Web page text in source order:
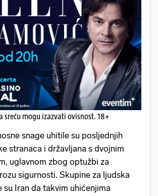
sreću mogu izazvati ovisnost. 18+
snage uhitile su posljednjih
stranaca i državljana s dvojnim
uglavnom zbog optužbi za
sigurnosti. Skupine za ljudska
su Iran da takvim uhićenjima